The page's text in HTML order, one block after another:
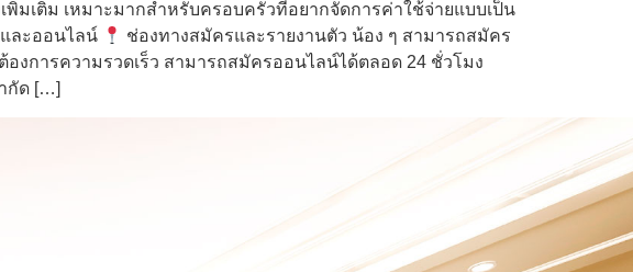
มเติม เหมาะมากสำหรับครอบครัวที่อยากจัดการค่าใช้จ่ายแบบเป็น
ละออนไลน์
ช่องทางสมัครและรายงานตัว น้อง ๆ สามารถสมัคร
งการความรวดเร็ว สามารถสมัครออนไลน์ได้ตลอด 24 ชั่วโมง
กัด […]